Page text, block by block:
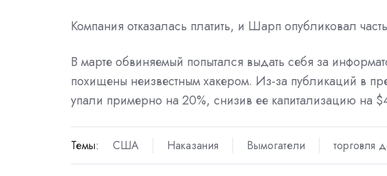
Компания отказалась платить, и Шарп опубликовал
В марте обвиняемый попытался выдать себя за
похищены неизвестным хакером. Из-за публикаций в
упали примерно на 20%, снизив ее капитализацию на
Темы: США Наказания Вымогатели торговля